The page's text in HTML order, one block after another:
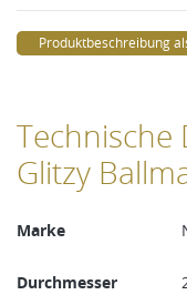
Produktbeschreibung
Technische
Glitzy
Marke
Durchmesser